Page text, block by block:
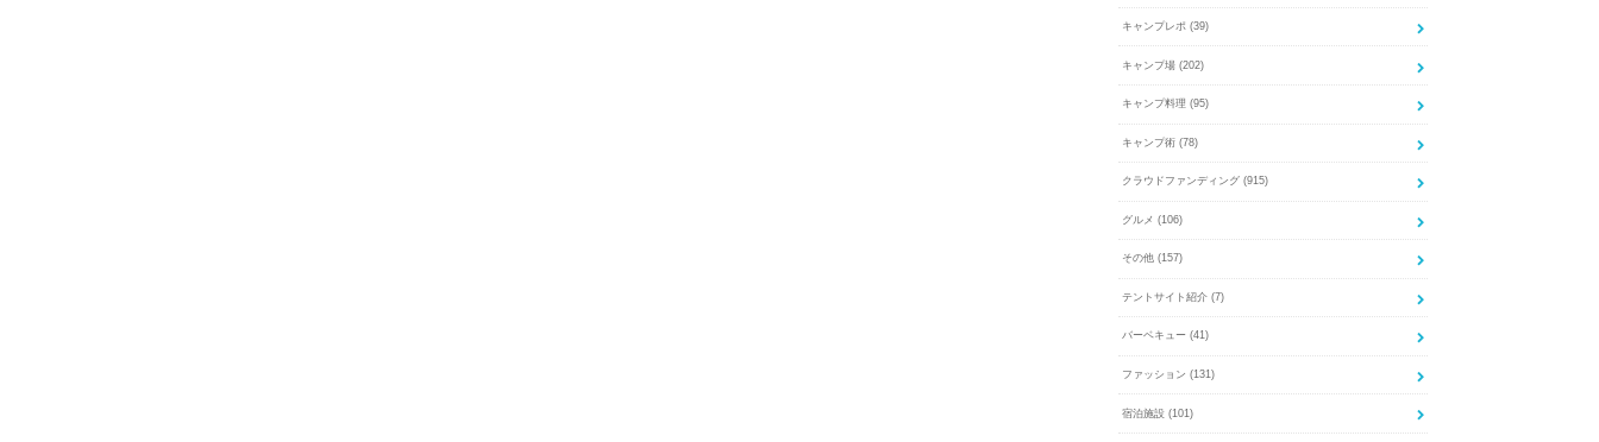
キャンプレポ (39)
キャンプ場 (202)
キャンプ料理 (95)
キャンプ術 (78)
クラウドファンディング (915)
グルメ (106)
その他 (157)
テントサイト紹介 (7)
バーベキュー (41)
ファッション (131)
宿泊施設 (101)